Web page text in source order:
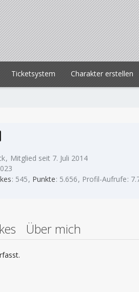
Ticketsystem Charakter erstellen
Mitglied seit 7. Juli 2014
545 Punkte 5.656 Profil-Aufrufe
Über mich